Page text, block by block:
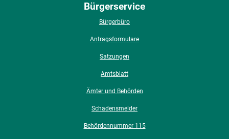
Bürgerservice
Bürgerbüro
Antragsformulare
Satzungen
Amtsblatt
Ämter und Behörden
Schadensmelder
Behördennummer 115